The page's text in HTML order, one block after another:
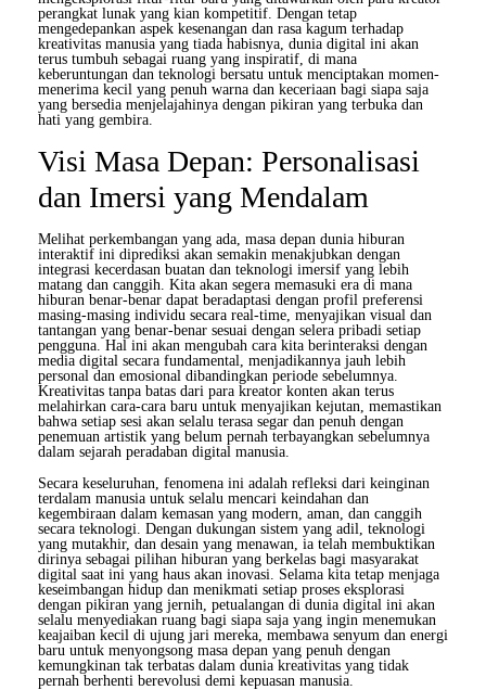
perangkat lunak yang kian kompetitif. Dengan tetap
mengedepankan aspek kesenangan dan rasa kagum terhadap
kreativitas manusia yang tiada habisnya, dunia digital ini akan
terus tumbuh sebagai ruang yang inspiratif, di mana
keberuntungan dan teknologi bersatu untuk menciptakan momen-
menerima kecil yang penuh warna dan keceriaan bagi siapa saja
yang bersedia menjelajahinya dengan pikiran yang terbuka dan
hati yang gembira.
Visi Masa Depan: Personalisasi
dan Imersi yang Mendalam
Melihat perkembangan yang ada, masa depan dunia hiburan
interaktif ini diprediksi akan semakin menakjubkan dengan
integrasi kecerdasan buatan dan teknologi imersif yang lebih
matang dan canggih. Kita akan segera memasuki era di mana
hiburan benar-benar dapat beradaptasi dengan profil preferensi
masing-masing individu secara real-time, menyajikan visual dan
tantangan yang benar-benar sesuai dengan selera pribadi setiap
pengguna. Hal ini akan mengubah cara kita berinteraksi dengan
media digital secara fundamental, menjadikannya jauh lebih
personal dan emosional dibandingkan periode sebelumnya.
Kreativitas tanpa batas dari para kreator konten akan terus
melahirkan cara-cara baru untuk menyajikan kejutan, memastikan
bahwa setiap sesi akan selalu terasa segar dan penuh dengan
penemuan artistik yang belum pernah terbayangkan sebelumnya
dalam sejarah peradaban digital manusia.
Secara keseluruhan, fenomena ini adalah refleksi dari keinginan
terdalam manusia untuk selalu mencari keindahan dan
kegembiraan dalam kemasan yang modern, aman, dan canggih
secara teknologi. Dengan dukungan sistem yang adil, teknologi
yang mutakhir, dan desain yang menawan, ia telah membuktikan
dirinya sebagai pilihan hiburan yang berkelas bagi masyarakat
digital saat ini yang haus akan inovasi. Selama kita tetap menjaga
keseimbangan hidup dan menikmati setiap proses eksplorasi
dengan pikiran yang jernih, petualangan di dunia digital ini akan
selalu menyediakan ruang bagi siapa saja yang ingin menemukan
keajaiban kecil di ujung jari mereka, membawa senyum dan energi
baru untuk menyongsong masa depan yang penuh dengan
kemungkinan tak terbatas dalam dunia kreativitas yang tidak
pernah berhenti berevolusi demi kepuasan manusia.